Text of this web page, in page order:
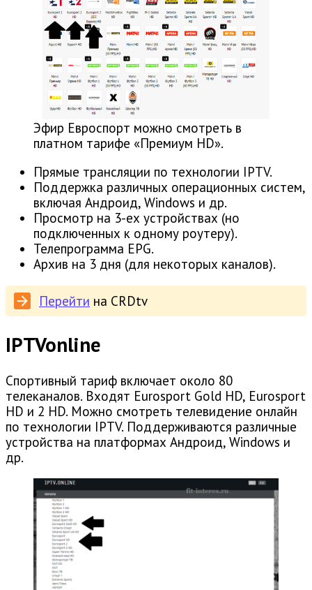
Эфир Евроспорт можно смотреть в
платном тарифе «Премиум HD».
Прямые трансляции по технологии IPTV.
Поддержка различных операционных систем,
включая Андроид, Windows и др.
Просмотр на 3-ех устройствах (но
подключенных к одному роутеру).
Телепрограмма EPG.
Архив на 3 дня (для некоторых каналов).
Перейти на CRDtv
IPTVonline
Спортивный тариф включает около 80
телеканалов. Входят Eurosport Gold HD, Eurosport
HD и 2 HD. Можно смотреть телевидение онлайн
по технологии IPTV. Поддерживаются различные
устройства на платформах Андроид, Windows и
др.